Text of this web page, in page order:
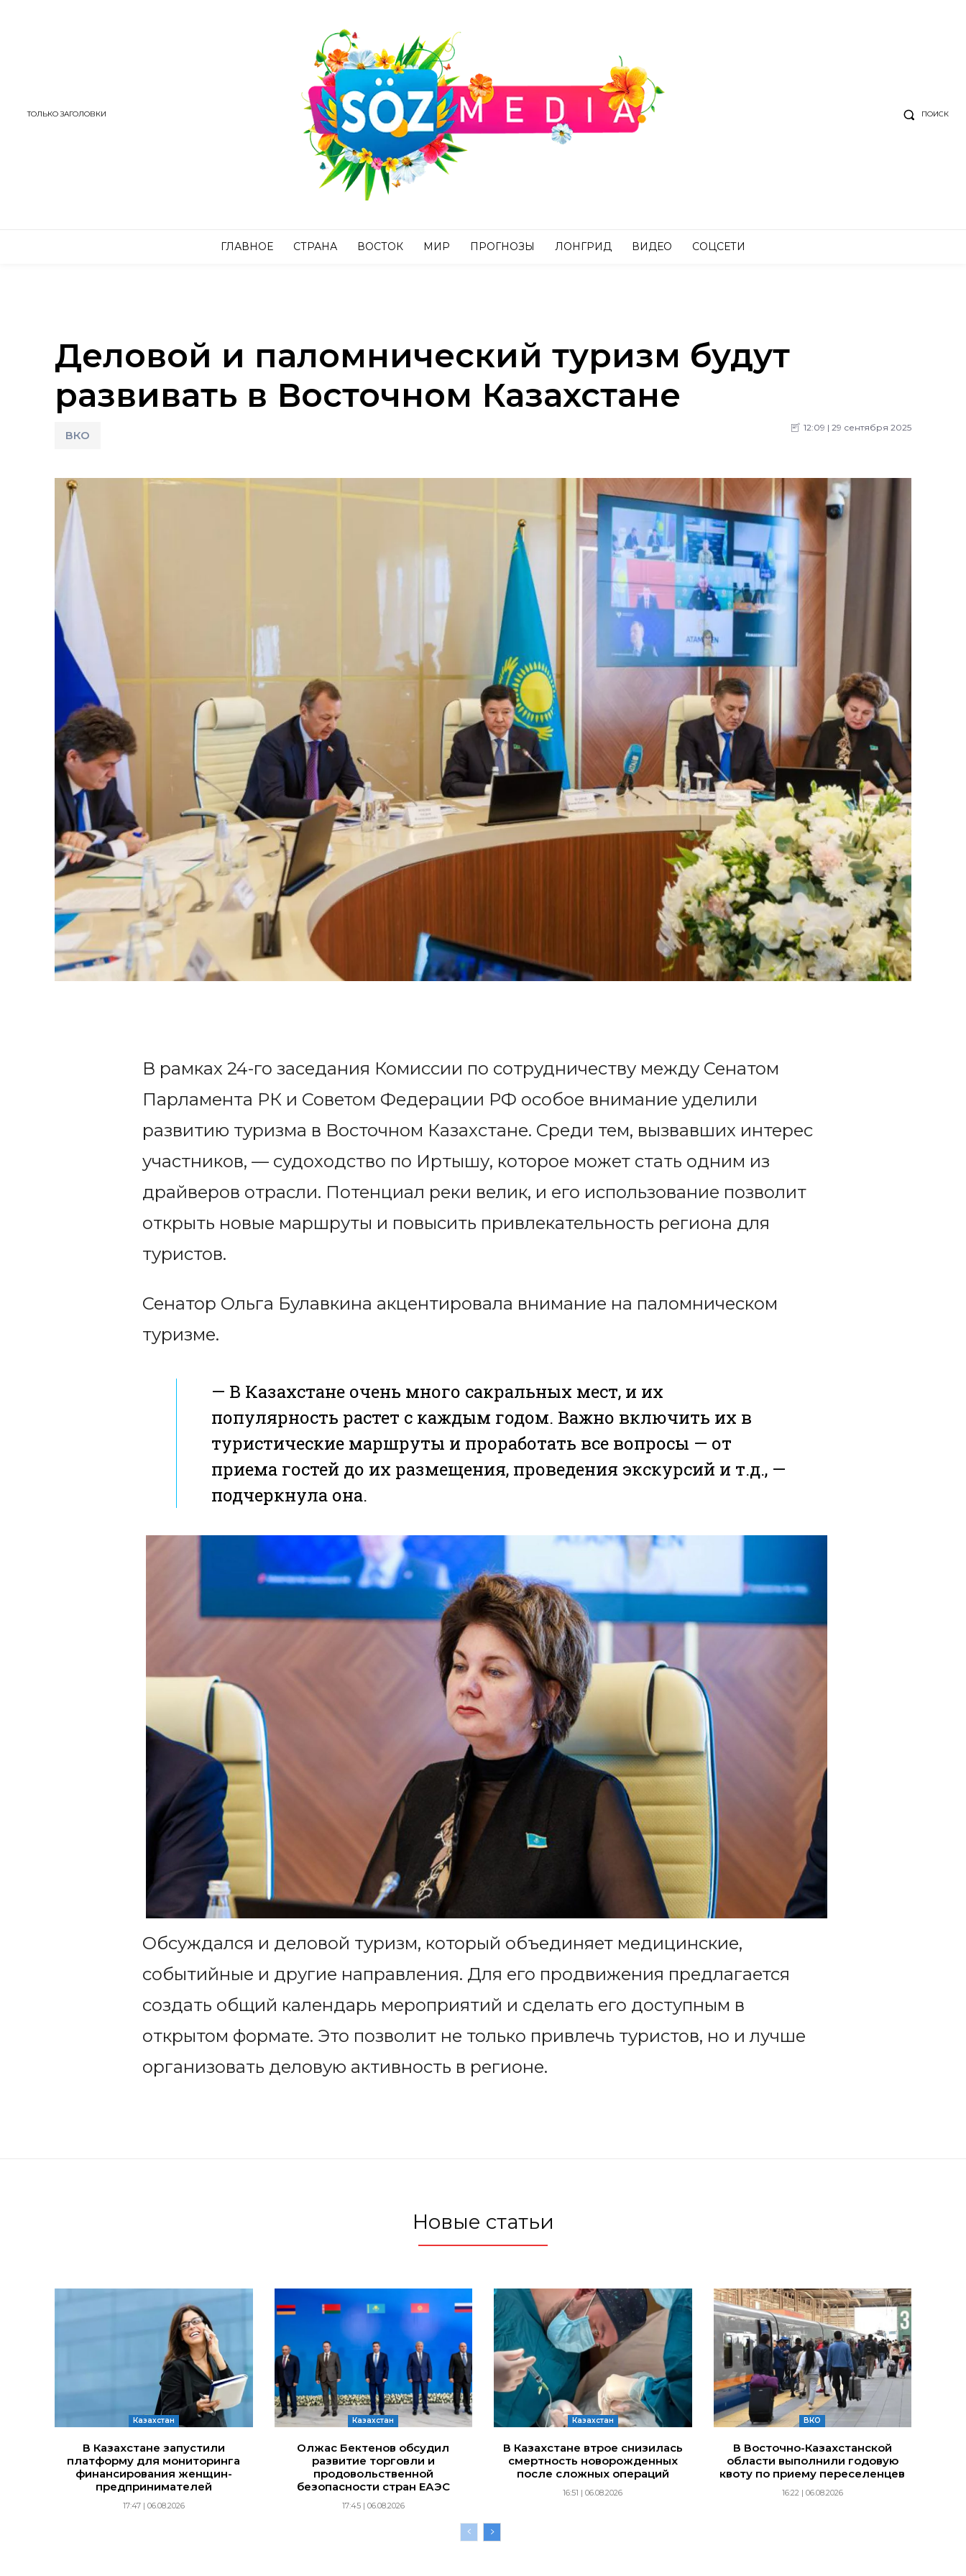
ТОЛЬКО ЗАГОЛОВКИ ПОИСК
ГЛАВНОЕ СТРАНА ВОСТОК МИР ПРОГНОЗЫ ЛОНГРИД ВИДЕО СОЦСЕТИ
Деловой и паломнический туризм будут
развивать в Восточном Казахстане
ВКО
12:09 | 29 сентября 2025
В рамках 24-го заседания Комиссии по сотрудничеству между Сенатом
Парламента РК и Советом Федерации РФ особое внимание уделили
развитию туризма в Восточном Казахстане. Среди тем, вызвавших интерес
участников, — судоходство по Иртышу, которое может стать одним из
драйверов отрасли. Потенциал реки велик, и его использование позволит
открыть новые маршруты и повысить привлекательность региона для
туристов.
Сенатор Ольга Булавкина акцентировала внимание на паломническом
туризме.
— В Казахстане очень много сакральных мест, и их
популярность растет с каждым годом. Важно включить их в
туристические маршруты и проработать все вопросы — от
приема гостей до их размещения, проведения экскурсий и т.д., —
подчеркнула она.
Обсуждался и деловой туризм, который объединяет медицинские,
событийные и другие направления. Для его продвижения предлагается
создать общий календарь мероприятий и сделать его доступным в
открытом формате. Это позволит не только привлечь туристов, но и лучше
организовать деловую активность в регионе.
Новые статьи
Казахстан
В Казахстане запустили
платформу для мониторинга
финансирования женщин-
предпринимателей
17:47 | 06.08.2026
Казахстан
Олжас Бектенов обсудил
развитие торговли и
продовольственной
безопасности стран ЕАЭС
17:45 | 06.08.2026
Казахстан
В Казахстане втрое снизилась
смертность новорожденных
после сложных операций
16:51 | 06.08.2026
ВКО
В Восточно-Казахстанской
области выполнили годовую
квоту по приему переселенцев
16:22 | 06.08.2026